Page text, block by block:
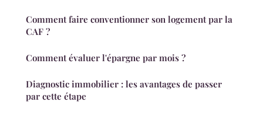
Comment faire conventionner son logement par la
CAF ?
Comment évaluer l'épargne par mois ?
Diagnostic immobilier : les avantages de passer
par cette étape